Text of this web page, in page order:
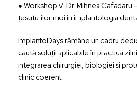
● Workshop V: Dr. Mihnea Cafadaru
țesuturilor moi în implantologia
ImplantoDays rămâne un cadru
caută soluții aplicabile în practica
integrarea chirurgiei, biologiei și
clinic coerent.